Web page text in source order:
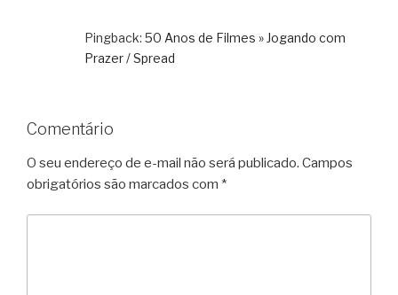
Pingback: 50 Anos de Filmes » Jogando com
Prazer / Spread
Comentário
O seu endereço de e-mail não será publicado. Campos
obrigatórios são marcados com *